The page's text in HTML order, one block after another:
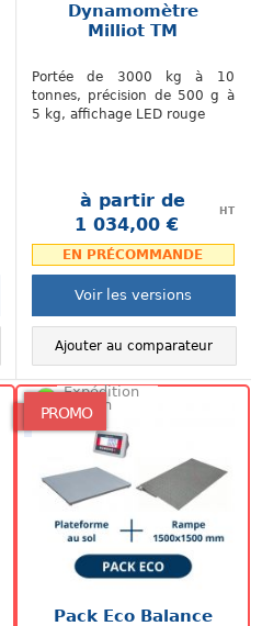
Dynamomètre
Milliot TM
Portée de 3000 kg à 10
tonnes, précision de 500 g à
5 kg, affichage LED rouge
à partir de
1 034,00 €
HT
EN PRÉCOMMANDE
Voir les versions
Ajouter au comparateur
PROMO
Expédition
48/72h
Pack Eco Balance